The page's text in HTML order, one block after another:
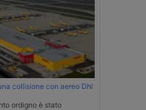
collisione con aereo Dhl
ordigno è stato